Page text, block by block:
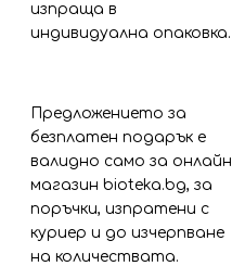
изпраща в
индивидуална опаковка.
Предложението за
безплатен подарък е
валидно само за онлайн
магазин bioteka.bg, за
поръчки, изпратени с
куриер и до изчерпване
на количествата.